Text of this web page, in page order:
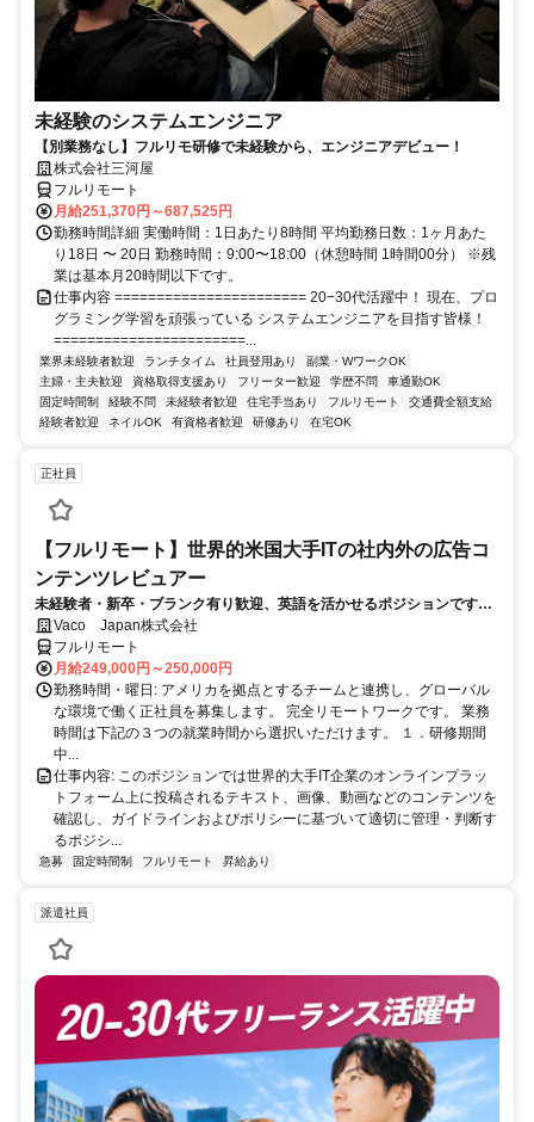
未経験のシステムエンジニア
【別業務なし】フルリモ研修で未経験から、エンジニアデビュー！
株式会社三河屋
フルリモート
月給251,370円～687,525円
勤務時間詳細 実働時間：1日あたり8時間 平均勤務日数：1ヶ月あた
り18日 〜 20日 勤務時間：9:00〜18:00（休憩時間 1時間00分） ※残
業は基本月20時間以下です。
仕事内容 ======================= 20−30代活躍中！ 現在、プロ
グラミング学習を頑張っている システムエンジニアを目指す皆様！
=======================...
業界未経験者歓迎 ランチタイム 社員登用あり
副業・WワークOK
主婦・主夫歓迎
資格取得支援あり フリーター歓迎 学歴不問
車通勤OK
固定時間制
経験不問 未経験者歓迎 住宅手当あり フルリモート
交通費全額支給
経験者歓迎
ネイルOK 有資格者歓迎 研修あり 在宅OK
正社員
【フルリモート】世界的米国大手ITの社内外の広告コ
ンテンツレビュアー
未経験者・新卒・ブランク有り歓迎、英語を活かせるポジションです。
完全リモート
Vaco Japan株式会社
フルリモート
月給249,000円～250,000円
勤務時間・曜日: アメリカを拠点とするチームと連携し、グローバル
な環境で働く正社員を募集します。 完全リモートワークです。 業務
時間は下記の３つの就業時間から選択いただけます。 １．研修期間
中...
仕事内容: このポジションでは世界的大手IT企業のオンラインプラッ
トフォーム上に投稿されるテキスト、画像、動画などのコンテンツを
確認し、ガイドラインおよびポリシーに基づいて適切に管理・判断す
るポジシ...
急募 固定時間制 フルリモート 昇給あり
派遣社員